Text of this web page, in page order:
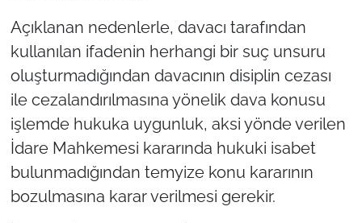
Açıklanan nedenlerle, davacı tarafından
kullanılan ifadenin herhangi bir suç unsuru
oluşturmadığından davacının disiplin cezası
ile cezalandırılmasına yönelik dava konusu
işlemde hukuka uygunluk, aksi yönde verilen
İdare Mahkemesi kararında hukuki isabet
bulunmadığından temyize konu kararının
bozulmasına karar verilmesi gerekir.